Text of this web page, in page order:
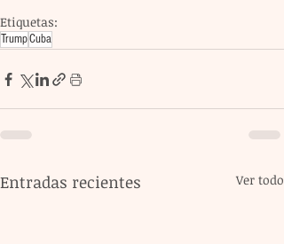
Etiquetas:
TrumpCuba
Entradas recientes Ver todo